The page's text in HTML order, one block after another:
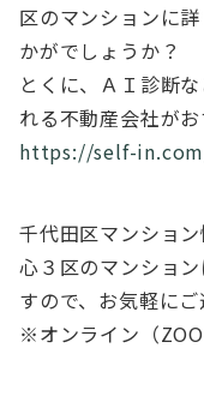
区のマンションに
かがでしょうか？
とくに、ＡＩ診断
れる不動産会社がお
https://self-
千代田区マンショ
心３区のマンショ
すので、お気軽にご
※オンライン（